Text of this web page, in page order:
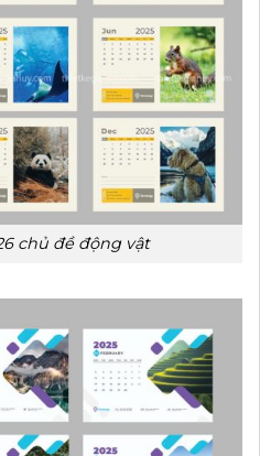
chủ đề động vật